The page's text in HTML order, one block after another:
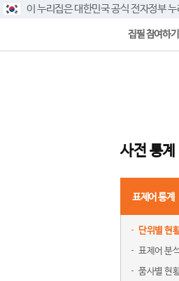
이 누리집은 대한민국 공식 전자정부
집필 참여하기
사전 통계
표제어 통계
단위별 현
표제어 분
품사별 현